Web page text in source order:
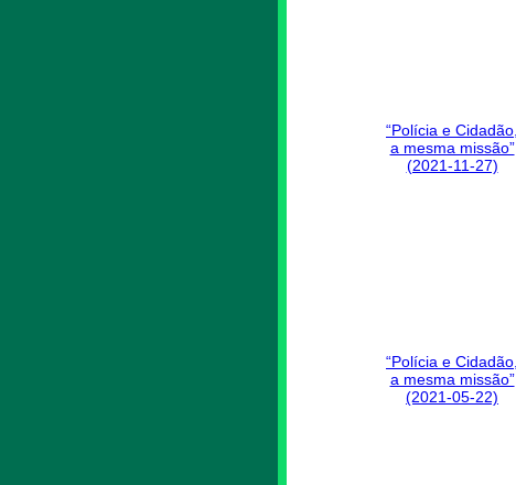
“Polícia e Cidadão,
a mesma missão”
(2021-11-27)
“Polícia e Cidadão,
a mesma missão”
(2021-05-22)